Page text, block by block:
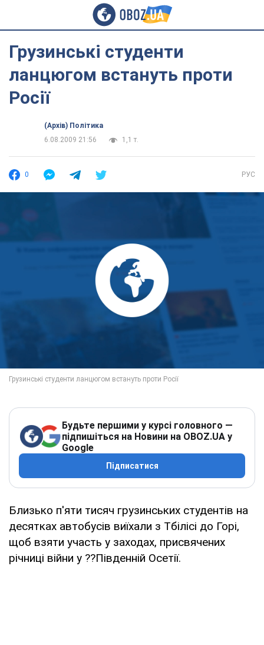
Грузинські студенти
ланцюгом встануть проти
Росії
(Архів) Політика
6.08.2009 21:56
1,1 т.
0 РУС
Будьте першими у курсі головного —
підпишіться на Новини на OBOZ.UA у
Google
Підписатися
Близько п'яти тисяч грузинських студентів на
десятках автобусів виїхали з Тбілісі до Горі,
щоб взяти участь у заходах, присвячених
річниці війни у ??Південній Осетії.